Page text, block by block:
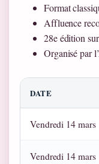
Format
Affluence
28e édition
Organisé par
DATE
Vendredi 14 mars
Vendredi 14 mars